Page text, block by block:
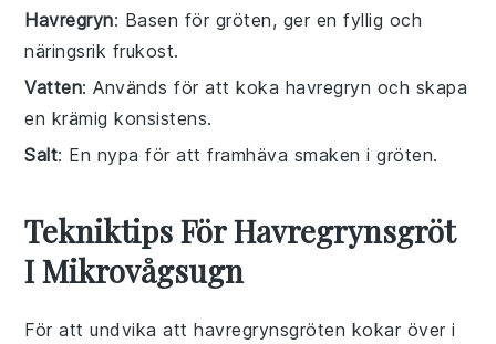
Havregryn: Basen för gröten, ger en fyllig och
näringsrik frukost.
Vatten: Används för att koka havregryn och skapa
en krämig konsistens.
Salt: En nypa för att framhäva smaken i gröten.
Tekniktips För Havregrynsgröt
I Mikrovågsugn
För att undvika atthavregrynsgröten kokar över i